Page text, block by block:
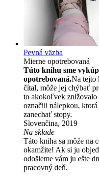
Pevná väzba
Mierne opotrebovaná
Túto knihu sme
opotrebovaná.Na tejto
čítal, môže jej chýbať
to akokoľvek znižovalo
označili nálepkou,
zanechať stopy.
Slovenčina, 2019
Na sklade
Táto kniha sa môže na
okamžite! Ak si ju
odošleme vám ju ešte
pracovný deň.